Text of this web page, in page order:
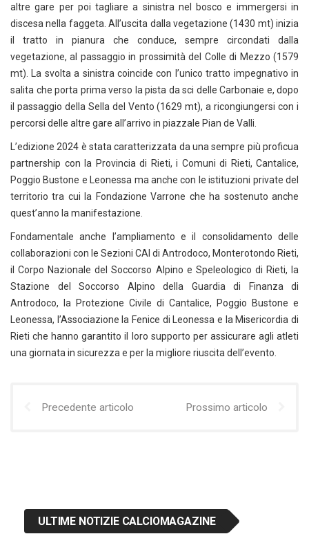
altre gare per poi tagliare a sinistra nel bosco e immergersi in
discesa nella faggeta. All’uscita dalla vegetazione (1430 mt) inizia
il tratto in pianura che conduce, sempre circondati dalla
vegetazione, al passaggio in prossimità del Colle di Mezzo (1579
mt). La svolta a sinistra coincide con l’unico tratto impegnativo in
salita che porta prima verso la pista da sci delle Carbonaie e, dopo
il passaggio della Sella del Vento (1629 mt), a ricongiungersi con i
percorsi delle altre gare all’arrivo in piazzale Pian de Valli.
L’edizione 2024 è stata caratterizzata da una sempre più proficua
partnership con la Provincia di Rieti, i Comuni di Rieti, Cantalice,
Poggio Bustone e Leonessa ma anche con le istituzioni private del
territorio tra cui la Fondazione Varrone che ha sostenuto anche
quest’anno la manifestazione.
Fondamentale anche l’ampliamento e il consolidamento delle
collaborazioni con le Sezioni CAI di Antrodoco, Monterotondo Rieti,
il Corpo Nazionale del Soccorso Alpino e Speleologico di Rieti, la
Stazione del Soccorso Alpino della Guardia di Finanza di
Antrodoco, la Protezione Civile di Cantalice, Poggio Bustone e
Leonessa, l’Associazione la Fenice di Leonessa e la Misericordia di
Rieti che hanno garantito il loro supporto per assicurare agli atleti
una giornata in sicurezza e per la migliore riuscita dell’evento.
Precedente articolo Prossimo articolo
ULTIME NOTIZIE CALCIOMAGAZINE